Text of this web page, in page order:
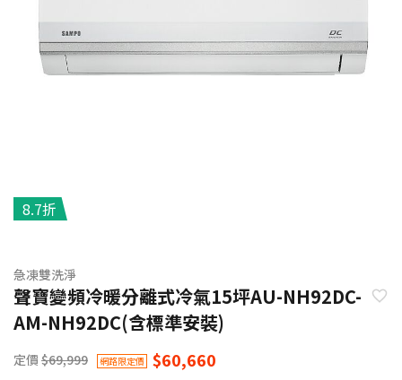
8.7折
急凍雙洗淨
聲寶變頻冷暖分離式冷氣15坪AU-NH92DC-
AM-NH92DC(含標準安裝)
定價 $69,999 網路限定價 $60,660